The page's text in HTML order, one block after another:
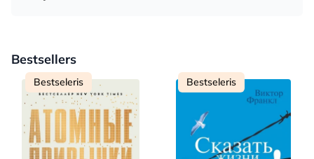
Bestsellers
Bestseleris Bestseleris